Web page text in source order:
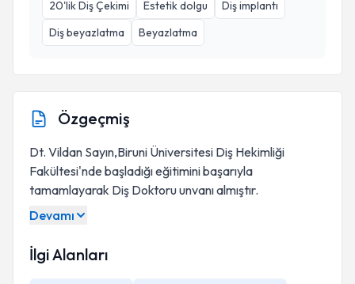
20'lik Diş Çekimi
Estetik dolgu
Diş implantı
Diş beyazlatma
Beyazlatma
Özgeçmiş
Dt. Vildan Sayın,Biruni Üniversitesi Diş Hekimliği
Fakültesi'nde başladığı eğitimini başarıyla
tamamlayarak Diş Doktoru unvanı almıştır.
Devamı
İlgi Alanları